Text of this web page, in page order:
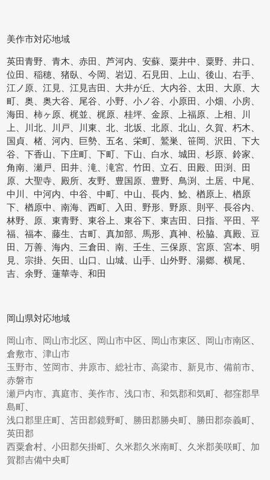
美作市対応地域
英田青野、青木、赤田、芦河内、安蘇、粟井中、粟野、井口、
位田、稲穂、猪臥、今岡、岩辺、石見田、上山、後山、右手、
江ノ原、江見、江見吉田、大井が丘、大内谷、太田、大原、大
町、奥、奥大谷、尾谷、小野、小ノ谷、小原田、小畑、小房、
海田、柿ヶ原、梶並、梶原、桂坪、金原、上福原、上相、川
上、川北、川戸、川東、北、北坂、北原、北山、久賀、朽木、
国貞、楮、河内、巨勢、五名、栄町、鷲巣、笹岡、沢田、下大
谷、下香山、下庄町、下町、下山、白水、城田、杉原、鈴家、
角南、瀬戸、田井、滝、滝宮、竹田、立石、田殿、田渕、田
原、大聖寺、殿所、友野、豊国原、豊野、鳥渕、土居、中尾、
中川、中河内、中谷、中町、中山、長内、鯰、楢原上、楢原
下、楢原中、南海、西町、入田、野形、野原、則平、長谷内、
林野、原、東青野、東谷上、東谷下、東吉田、日指、平田、平
福、福本、藤生、古町、真加部、馬形、真神、松脇、真殿、豆
田、万善、海内、三倉田、南、壬生、三保原、宮原、宮本、明
見、宗掛、矢田、山口、山城、山手、山外野、湯郷、横尾、
吉、余野、蓮華寺、和田
岡山県対応地域
岡山市 岡山市北区 岡山市中区 岡山市東区 岡山市南区
倉敷市 、津山市
玉野市 、笠岡市 、井原市 、総社市 、高梁市 新見市 、備前市
赤磐市
瀬戸内市 、真庭市 美作市 、浅口市 、和気郡和気町 、都窪郡早
島町
浅口郡里庄町 、苫田郡鏡野町 勝田郡勝央町 勝田郡奈義町
英田郡
西粟倉村 、小田郡矢掛町 久米郡久米南町 久米郡美咲町
加
賀郡吉備中央町